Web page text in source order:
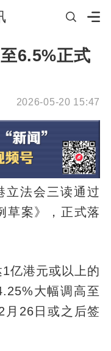
6.5%正式
2026-05-20 15:47
立法会三读通过
草案》，正式落
亿港元或以上的
大幅调高至
月26日或之后签